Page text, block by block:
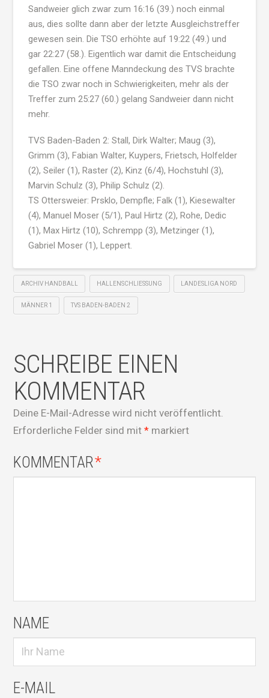
Sandweier glich zwar zum 16:16 (39.) noch einmal
aus, dies sollte dann aber der letzte Ausgleichstreffer
gewesen sein. Die TSO erhöhte auf 19:22 (49.) und
gar 22:27 (58.). Eigentlich war damit die Entscheidung
gefallen. Eine offene Manndeckung des TVS brachte
die TSO zwar noch in Schwierigkeiten, mehr als der
Treffer zum 25:27 (60.) gelang Sandweier dann nicht
mehr.
TVS Baden-Baden 2: Stall, Dirk Walter; Maug (3),
Grimm (3), Fabian Walter, Kuypers, Frietsch, Holfelder
(2), Seiler (1), Raster (2), Kinz (6/4), Hochstuhl (3),
Marvin Schulz (3), Philip Schulz (2).
TS Ottersweier: Prsklo, Dempfle; Falk (1), Kiesewalter
(4), Manuel Moser (5/1), Paul Hirtz (2), Rohe, Dedic
(1), Max Hirtz (10), Schrempp (3), Metzinger (1),
Gabriel Moser (1), Leppert.
ARCHIV HANDBALL HALLENSCHLIESSUNG LANDESLIGA NORD
MÄNNER 1 TVS BADEN-BADEN 2
SCHREIBE EINEN
KOMMENTAR
Deine E-Mail-Adresse wird nicht veröffentlicht.
Erforderliche Felder sind mit* markiert
KOMMENTAR*
NAME
E-MAIL